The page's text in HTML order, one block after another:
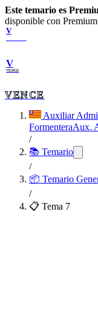
Este temario es
disponible con
V
V
VENCE
VENCE
Auxiliar
FormenteraAux.
/
📚 Temario
/
📦 Temario
/
📋 Tema 7